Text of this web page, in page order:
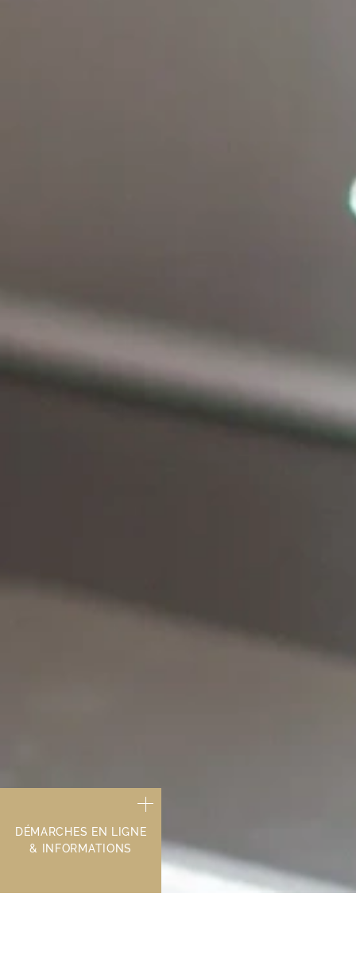
DÉMARCHES EN LIGNE
& INFORMATIONS